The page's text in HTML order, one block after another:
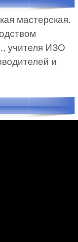
мастерская.
учителя ИЗО
и